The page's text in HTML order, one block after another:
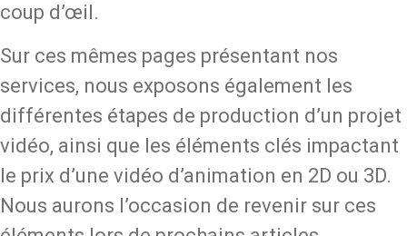
coup d’œil.
Sur ces mêmes pages présentant nos
services, nous exposons également les
différentes étapes de production d’un projet
vidéo, ainsi que les éléments clés impactant
le prix d’une vidéo d’animation en 2D ou 3D.
Nous aurons l’occasion de revenir sur ces